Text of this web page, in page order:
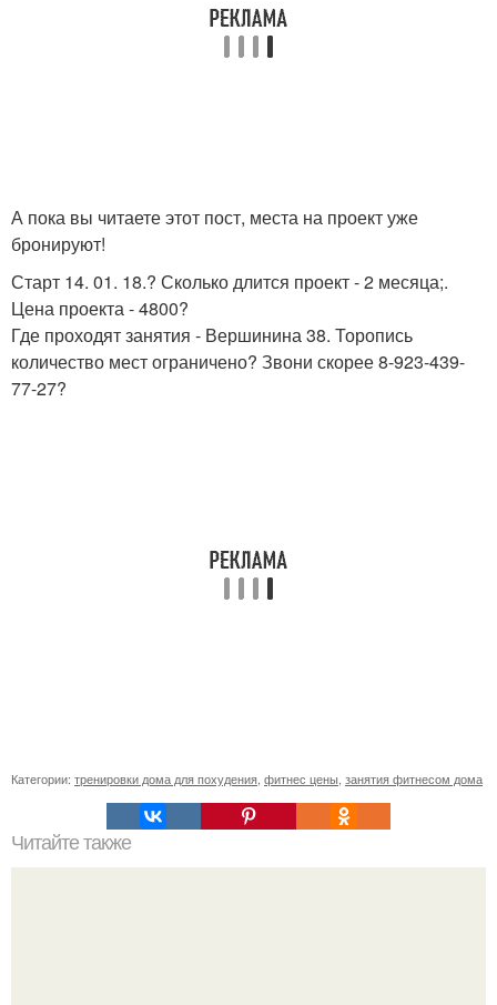
А пока вы читаете этот пост, места на проект уже
бронируют!
Старт 14. 01. 18.? Сколько длится проект - 2 месяца;.
Цена проекта - 4800?
Где проходят занятия - Вершинина 38. Торопись
количество мест ограничено? Звони скорее 8-923-439-
77-27?
Категории: тренировки дома для похудения фитнес цены занятия фитнесом дома
Читайте также